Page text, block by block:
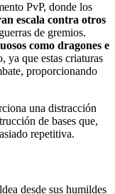
PvP, donde los
escala contra otros
de gremios.
como dragones e
ya que estas criaturas
proporcionando
una distracción
de bases que,
repetitiva.
desde sus humildes